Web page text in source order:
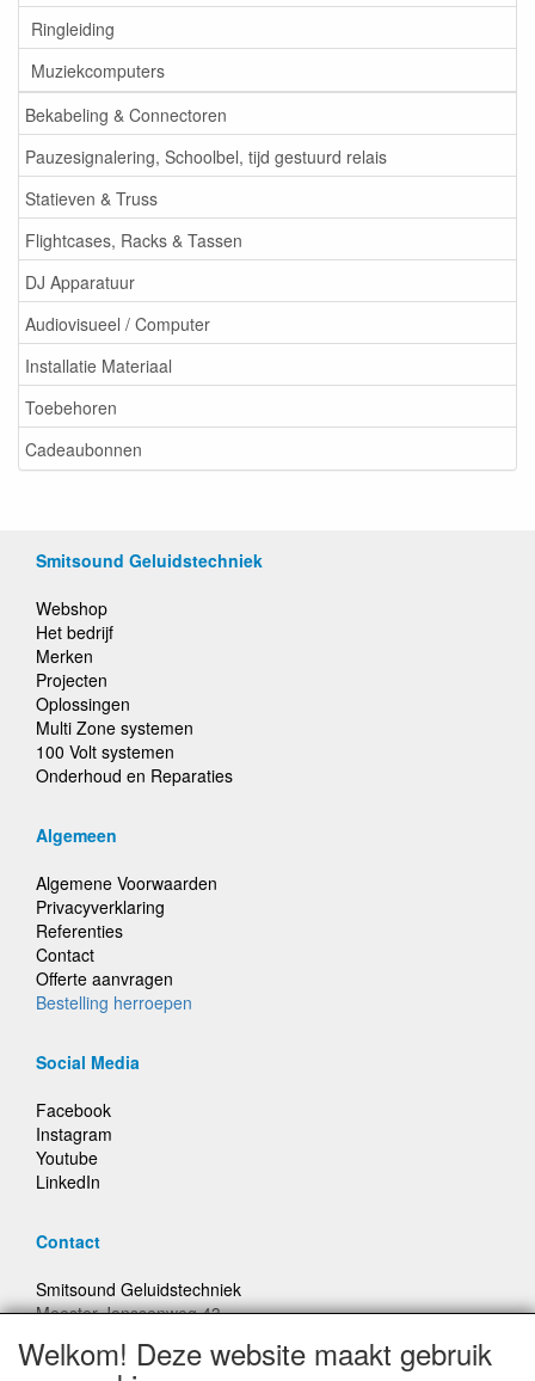
Ringleiding
Muziekcomputers
Bekabeling & Connectoren
Pauzesignalering, Schoolbel, tijd gestuurd relais
Statieven & Truss
Flightcases, Racks & Tassen
DJ Apparatuur
Audiovisueel / Computer
Installatie Materiaal
Toebehoren
Cadeaubonnen
Smitsound Geluidstechniek
Webshop
Het bedrijf
Merken
Projecten
Oplossingen
Multi Zone systemen
100 Volt systemen
Onderhoud en Reparaties
Algemeen
Algemene Voorwaarden
Privacyverklaring
Referenties
Contact
Offerte aanvragen
Bestelling herroepen
Social Media
Facebook
Instagram
Youtube
LinkedIn
Contact
Smitsound Geluidstechniek
Meester Janssenweg 43
E-mail: info@smitsound.nl
Welkom! Deze website maakt gebruik